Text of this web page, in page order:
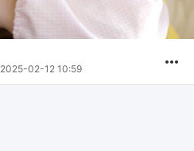
2025-02-12 10:59